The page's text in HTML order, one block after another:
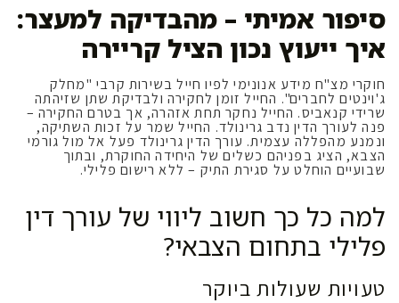
סיפור אמיתי – מהבדיקה למעצר:
איך ייעוץ נכון הציל קריירה
חוקרי מצ"ח מידע אנונימי לפיו חייל בשירות קרבי "מחלק
ג'וינטים לחברים". החייל זומן לחקירה ולבדיקת שתן שזיהתה
שרידי קנאביס. החייל נחקר תחת אזהרה, אך בטרם החקירה –
פנה לעורך הדין נדב גרינולד. החייל שמר על זכות השתיקה,
ונמנע מהפללה עצמית. עורך הדין גרינולד פעל אל מול גורמי
הצבא, הציג בפניהם כשלים של היחידה החוקרת, ובתוך
שבועיים הוחלט על סגירת התיק – ללא רישום פלילי.
למה כל כך חשוב ליווי של עורך דין
פלילי בתחום הצבאי?
טעויות שעולות ביוקר